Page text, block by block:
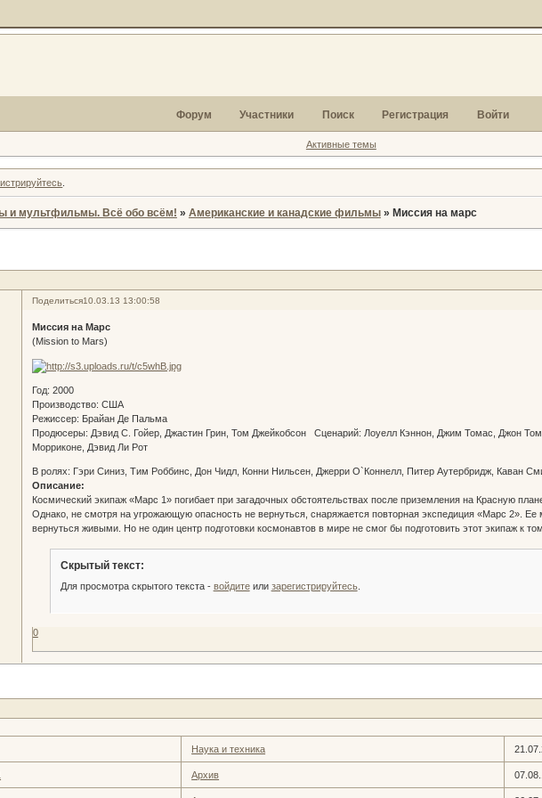
Форум Участники Поиск Регистрация Войти
Активные темы
и мультфильмы. Всё обо всём! » Американские и канадские фильмы » Миссия на марс
Поделиться10.03.13 13:00:58
Миссия на Марс
(Mission to Mars)
Год: 2000
Производство: США
Режиссер: Брайан Де Пальма
Продюсеры: Дэвид С. Гойер, Джастин Грин, Том Джейкобсон Сценарий: Лоуелл Кэннон, Джим Томас, Джон
Морриконе, Дэвид Ли Рот
В ролях: Гэри Синиз, Тим Роббинс, Дон Чидл, Конни Нильсен, Джерри О`Коннелл, Питер Аутербридж, Каван
Описание:
Космический экипаж «Марс 1» погибает при загадочных обстоятельствах после приземления на Красную
Однако, не смотря на угрожающую опасность не вернуться, снаряжается повторная экспедиция «Марс 2». Ее
вернуться живыми. Но не один центр подготовки космонавтов в мире не смог бы подготовить этот экипаж к
Скрытый текст:
Для просмотра скрытого текста - войдитеили зарегистрируйтесь.
0
Наука и техника
Архив